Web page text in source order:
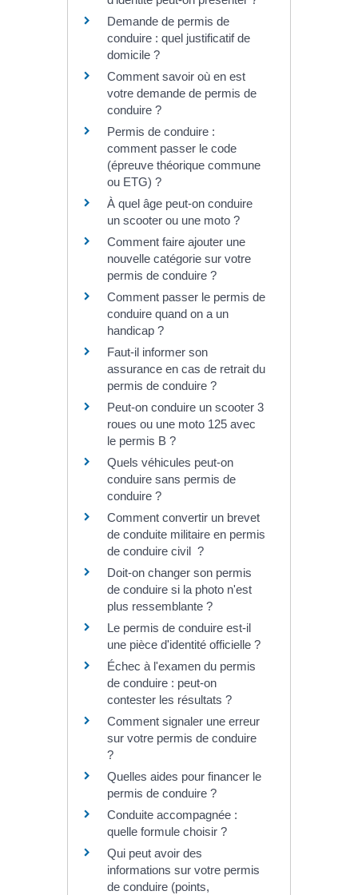
Demande de permis de
conduire : quel justificatif de
domicile ?
Comment savoir où en est
votre demande de permis de
conduire ?
Permis de conduire :
comment passer le code
(épreuve théorique commune
ou ETG) ?
À quel âge peut-on conduire
un scooter ou une moto ?
Comment faire ajouter une
nouvelle catégorie sur votre
permis de conduire ?
Comment passer le permis de
conduire quand on a un
handicap ?
Faut-il informer son
assurance en cas de retrait du
permis de conduire ?
Peut-on conduire un scooter 3
roues ou une moto 125 avec
le permis B ?
Quels véhicules peut-on
conduire sans permis de
conduire ?
Comment convertir un brevet
de conduite militaire en permis
de conduire civil ?
Doit-on changer son permis
de conduire si la photo n'est
plus ressemblante ?
Le permis de conduire est-il
une pièce d'identité officielle ?
Échec à l'examen du permis
de conduire : peut-on
contester les résultats ?
Comment signaler une erreur
sur votre permis de conduire
?
Quelles aides pour financer le
permis de conduire ?
Conduite accompagnée :
quelle formule choisir ?
Qui peut avoir des
informations sur votre permis
de conduire (points,